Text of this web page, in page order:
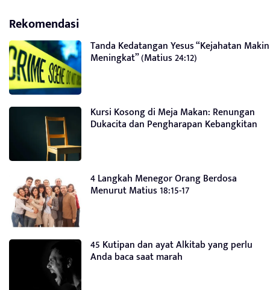
Rekomendasi
Tanda Kedatangan Yesus “Kejahatan Makin
Meningkat” (Matius 24:12)
Kursi Kosong di Meja Makan: Renungan
Dukacita dan Pengharapan Kebangkitan
4 Langkah Menegor Orang Berdosa
Menurut Matius 18:15-17
45 Kutipan dan ayat Alkitab yang perlu
Anda baca saat marah